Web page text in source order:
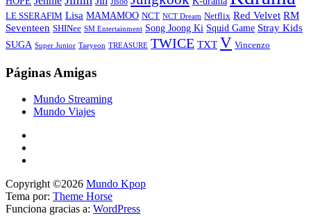
LE SSERAFIM Lisa MAMAMOO NCT NCT Dream Netflix Red Velvet RM
Seventeen SHINee SM Entertainment Song Joong Ki Squid Game Stray Kids
SUGA Super Junior Taeyeon TREASURE TWICE TXT V Vincenzo
Páginas Amigas
Mundo Streaming
Mundo Viajes
Copyright ©2026 Mundo Kpop
Tema por: Theme Horse
Funciona gracias a: WordPress